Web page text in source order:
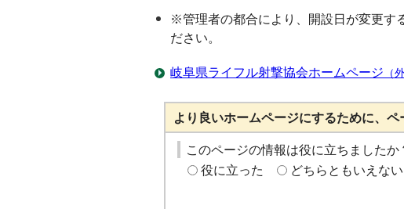
※管理者の都合により、開設日が変更す
ださい。
岐阜県ライフル射撃協会ホームページ （
より良いホームページにするために、ペ
このページの情報は役に立ちましたか
役に立った
どちらともいえない